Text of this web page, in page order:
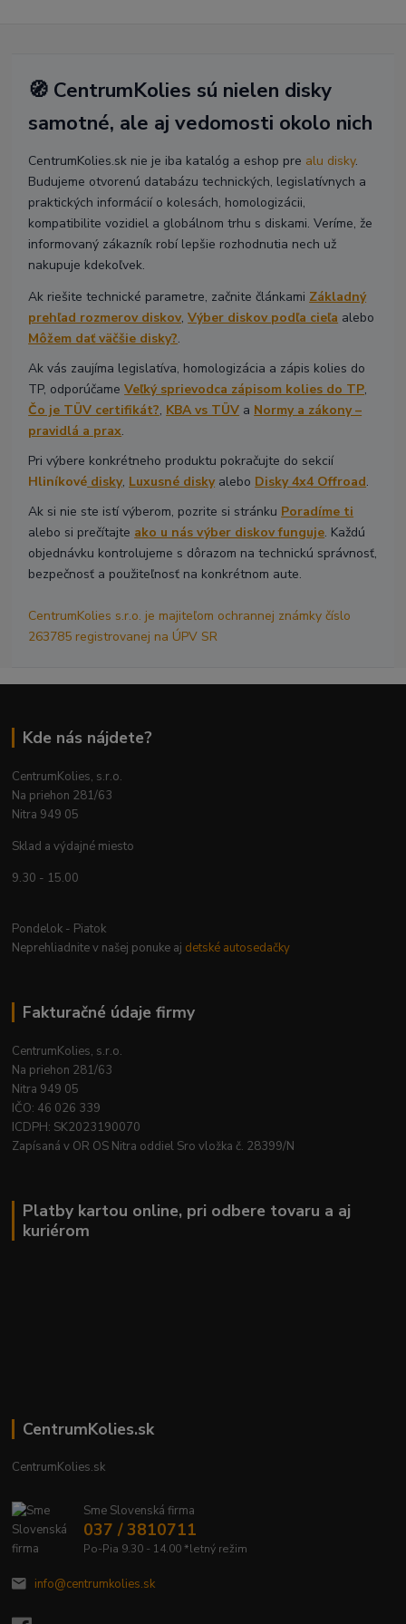
🧭 CentrumKolies sú nielen disky
samotné, ale aj vedomosti okolo nich
CentrumKolies.sk nie je iba katalóg a eshop pre alu disky.
Budujeme otvorenú databázu technických, legislatívnych a
praktických informácií o kolesách, homologizácii,
kompatibilite vozidiel a globálnom trhu s diskami. Veríme, že
informovaný zákazník robí lepšie rozhodnutia nech už
nakupuje kdekoľvek.
Ak riešite technické parametre, začnite článkami Základný
prehľad rozmerov diskov,Výber diskov podľa cieľa alebo
Môžem dať väčšie disky?.
Ak vás zaujíma legislatíva, homologizácia a zápis kolies do
TP, odporúčameVeľký sprievodca zápisom kolies do TP,
Čo je TÜV certifikát?, KBA vs TÜV a Normy a zákony –
pravidlá a prax.
Pri výbere konkrétneho produktu pokračujte do sekcií
Hliníkové disky, Luxusné diskyalebo Disky 4x4 Offroad.
Ak si nie ste istí výberom, pozrite si stránku Poradíme ti
alebo si prečítajte ako u nás výber diskov funguje. Každú
objednávku kontrolujeme s dôrazom na technickú správnosť,
bezpečnosť a použiteľnosť na konkrétnom aute.
CentrumKolies s.r.o. je majiteľom ochrannej známky číslo
263785 registrovanej na ÚPV SR
Kde nás nájdete?
CentrumKolies, s.r.o.
Na priehon 281/63
Nitra 949 05
Sklad a výdajné miesto
9.30 - 15.00
Pondelok - Piatok
Neprehliadnite v našej ponuke aj detské autosedačky
Fakturačné údaje firmy
CentrumKolies, s.r.o.
Na priehon 281/63
Nitra 949 05
IČO: 46 026 339
ICDPH: SK2023190070
Zapísaná v OR OS Nitra oddiel Sro vložka č. 28399/N
Platby kartou online, pri odbere tovaru a aj
kuriérom
CentrumKolies.sk
CentrumKolies.sk
Sme Slovenská firma
037 / 3810711
Po-Pia 9.30 - 14.00 *letný režim
info@centrumkolies.sk